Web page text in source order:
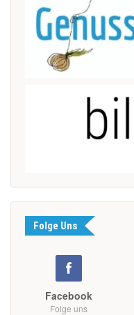
Folge Uns
Facebook
Folge uns